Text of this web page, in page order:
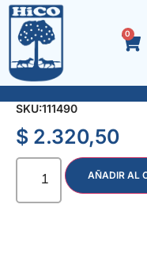
0
SEPARADOR
SKU:111490
$ 2.320,50
AÑADIR AL